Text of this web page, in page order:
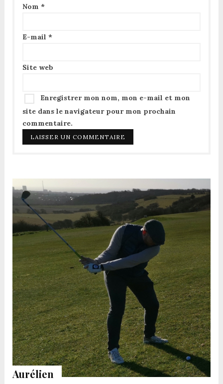
Nom *
E-mail *
Site web
Enregistrer mon nom, mon e-mail et mon
site dans le navigateur pour mon prochain
commentaire.
Aurélien